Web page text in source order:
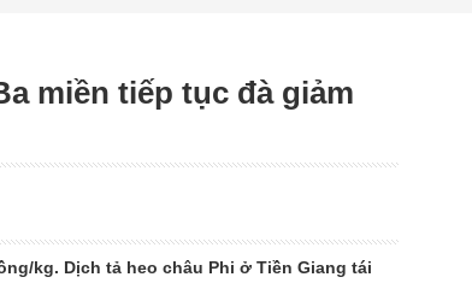
miền tiếp tục đà giảm
kg. Dịch tả heo châu Phi ở Tiền Giang tái